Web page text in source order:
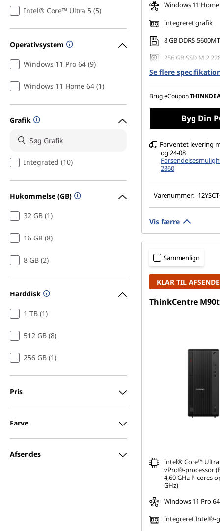
Intel® Core™ Ultra 5 (5)
Operativsystem
Windows 11 Pro 64 (9)
Windows 11 Home 64 (1)
Grafik
Integrated (10)
Hukommelse (GB)
32 GB (1)
16 GB (8)
8 GB (2)
Harddisk
1 TB (1)
512 GB (8)
256 GB (1)
Pris
Farve
Afsendes
Windows 11 Home
Integreret grafik
8 GB DDR5-
256 GB SSD M.2
Se flere
Brug eCoupon
Byg Din
Forventet levering
og 24-08
2860
Varenummer:
Vis færre
Sammenlign
KLAR TIL
ThinkCentre
Intel® Core™ Ultra
vPro®-processor
4,60 GHz P-cores
GHz)
Windows 11 Pro 64
Integreret Intel®-